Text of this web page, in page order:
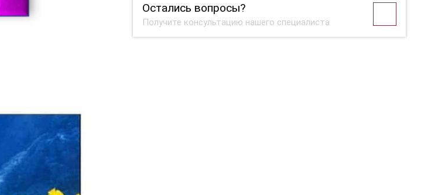
Остались вопросы?
Получите консультацию нашего специалиста